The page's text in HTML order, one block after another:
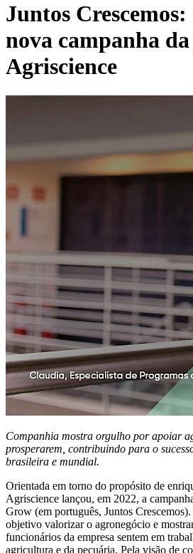
Juntos Crescemos:
nova campanha
Agriscience
Companhia mostra orgulho por apoiar
prosperarem, contribuindo para o
brasileira e mundial.
Orientada em torno do propósito de
Agriscience lançou, em 2022, a
Grow (em português, Juntos
objetivo valorizar o agronegócio e
funcionários da empresa sentem em
agricultura e da pecuária. Pela visão de